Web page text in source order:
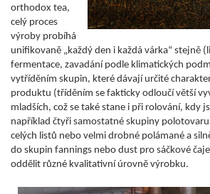
orthodox tea,
celý proces
výroby probíhá
unifikovaně „každý den i každá várka“ stejně
fermentace, zavadání podle klimatických
vytříděním skupin, které dávají určité
produktu (tříděním se fakticky odloučí větší
mladších, což se také stane i při rolování, kdy
například čtyři samostatné skupiny
celých listů nebo velmi drobné polámané a
do skupin fannings nebo dust pro sáčkové
oddělit různé kvalitativní úrovně výrobku.